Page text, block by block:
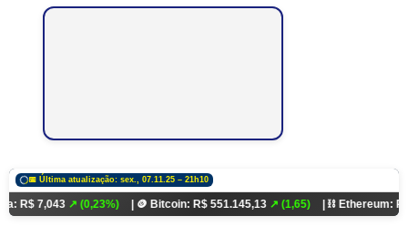
📅 Última atualização: sex., 07.11.25 – 21h10
↗ (0,23%) | 🪙 Bitcoin: R$ 551.145,13↗ (1,65) | ⛓️ Ethereum: R$